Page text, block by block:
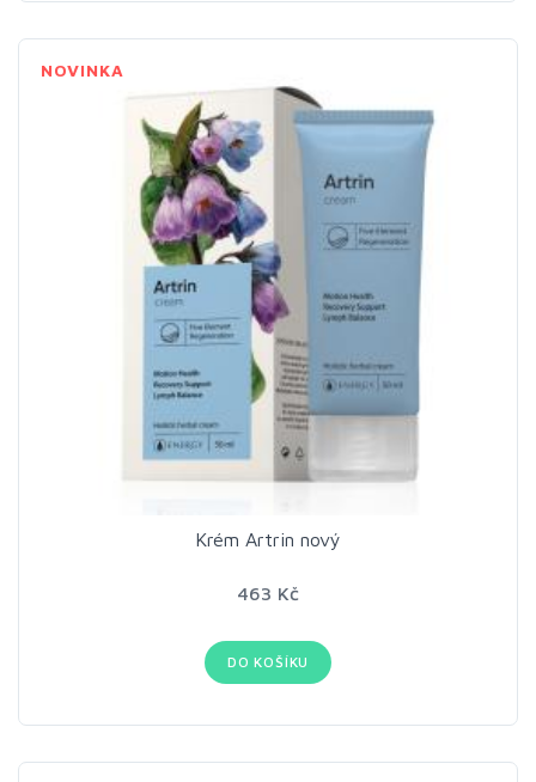
NOVINKA
Krém Artrin nový
463 Kč
DO KOŠÍKU